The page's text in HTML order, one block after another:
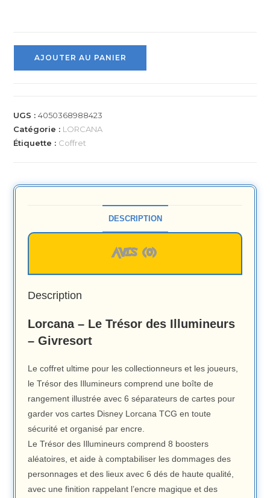
AJOUTER AU PANIER
UGS :4050368988423
Catégorie : LORCANA
Étiquette : Coffret
DESCRIPTION
AVIS (0)
Description
Lorcana – Le Trésor des Illumineurs
– Givresort
Le coffret ultime pour les collectionneurs et les joueurs,
le Trésor des Illumineurs comprend une boîte de
rangement illustrée avec 6 séparateurs de cartes pour
garder vos cartes Disney Lorcana TCG en toute
sécurité et organisé par encre.
Le Trésor des Illumineurs comprend 8 boosters
aléatoires, et aide à comptabiliser les dommages des
personnages et des lieux avec 6 dés de haute qualité,
avec une finition rappelant l’encre magique et des